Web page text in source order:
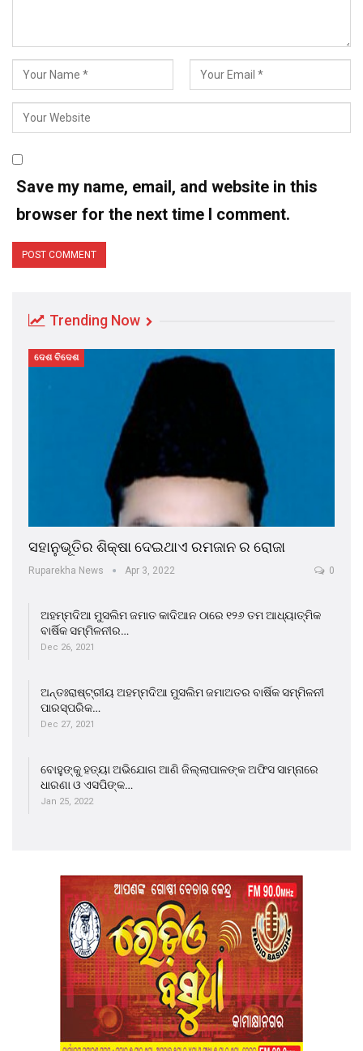
Save my name, email, and website in this
browser for the next time I comment.
Trending Now
ଦେଶ ବିଦେଶ
ସହାନୁଭୂତିର ଶିକ୍ଷା ଦେଇଥାଏ ରମଜାନ ର ରୋଜା
Ruparekha News Apr 3, 2022 0
ଅହମ୍ମଦିଆ ମୁସଲିମ ଜମାତ କାଦିଆନ ଠାରେ ୧୨୬ ତମ ଆଧ୍ୟାତ୍ମିକ
ବାର୍ଷିକ ସମ୍ମିଳନୀର…
Dec 26, 2021
ଅନ୍ତଃରାଷ୍ଟ୍ରୀୟ ଅହମ୍ମଦିଆ ମୁସଲିମ ଜମାଅତର ବାର୍ଷିକ ସମ୍ମିଳନୀ
ପାରସ୍ପରିକ…
Dec 27, 2021
ବୋହୁଙ୍କୁ ହତ୍ୟା ଅଭିଯୋଗ ଆଣି ଜିଲ୍ଲାପାଳଙ୍କ ଅଫିସ ସାମ୍ନାରେ
ଧାରଣା ଓ ଏସପିଙ୍କ…
Jan 25, 2022